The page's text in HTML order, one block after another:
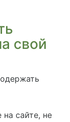
свой
сайте, не